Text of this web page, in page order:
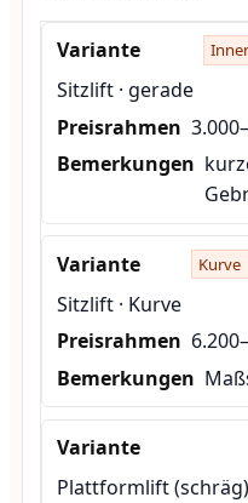
Sitzlift · gerade
Kurve
Sitzlift · Kurve
Plattformlift (schräg)